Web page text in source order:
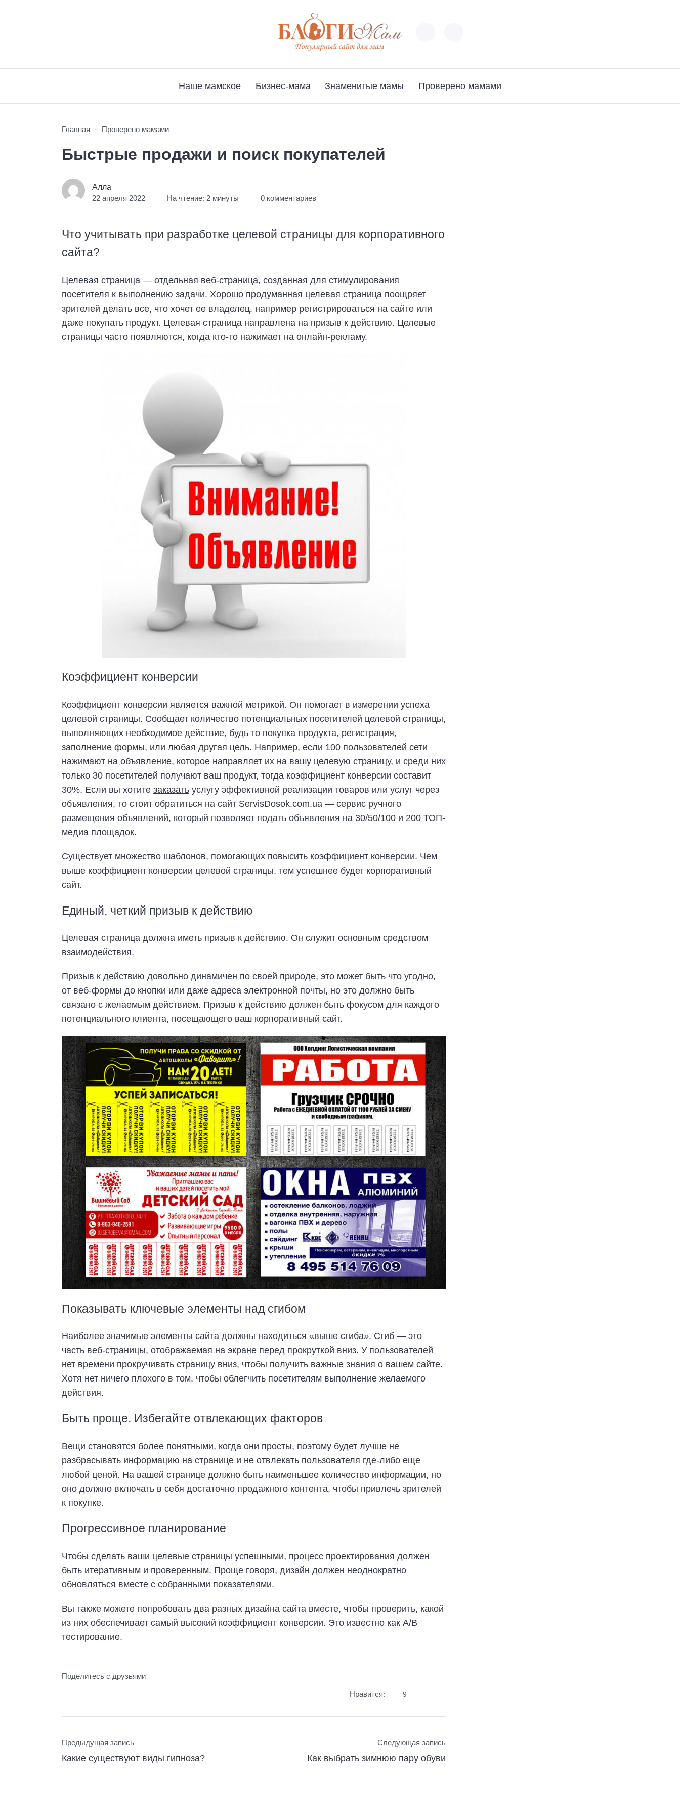
Наше мамское Бизнес-мама Знаменитые мамы Проверено мамами
Главная Проверено мамами
Быстрые продажи и поиск покупателей
Алла
22 апреля 2022 На чтение: 2 минуты 0 комментариев
Что учитывать при разработке целевой страницы для корпоративного
сайта?
Целевая страница — отдельная веб-страница, созданная для стимулирования
посетителя к выполнению задачи. Хорошо продуманная целевая страница поощряет
зрителей делать все, что хочет ее владелец, например регистрироваться на сайте или
даже покупать продукт. Целевая страница направлена на призыв к действию. Целевые
страницы часто появляются, когда кто-то нажимает на онлайн-рекламу.
Коэффициент конверсии
Коэффициент конверсии является важной метрикой. Он помогает в измерении успеха
целевой страницы. Сообщает количество потенциальных посетителей целевой страницы,
выполняющих необходимое действие, будь то покупка продукта, регистрация,
заполнение формы, или любая другая цель. Например, если 100 пользователей сети
нажимают на объявление, которое направляет их на вашу целевую страницу, и среди них
только 30 посетителей получают ваш продукт, тогда коэффициент конверсии составит
30%. Если вы хотите заказать услугу эффективной реализации товаров или услуг через
объявления, то стоит обратиться на сайт ServisDosok.com.ua — сервис ручного
размещения объявлений, который позволяет подать объявления на 30/50/100 и 200 ТОП-
медиа площадок.
Существует множество шаблонов, помогающих повысить коэффициент конверсии. Чем
выше коэффициент конверсии целевой страницы, тем успешнее будет корпоративный
сайт.
Единый, четкий призыв к действию
Целевая страница должна иметь призыв к действию. Он служит основным средством
взаимодействия.
Призыв к действию довольно динамичен по своей природе, это может быть что угодно,
от веб-формы до кнопки или даже адреса электронной почты, но это должно быть
связано с желаемым действием. Призыв к действию должен быть фокусом для каждого
потенциального клиента, посещающего ваш корпоративный сайт.
Показывать ключевые элементы над сгибом
Наиболее значимые элементы сайта должны находиться «выше сгиба». Сгиб — это
часть веб-страницы, отображаемая на экране перед прокруткой вниз. У пользователей
нет времени прокручивать страницу вниз, чтобы получить важные знания о вашем сайте.
Хотя нет ничего плохого в том, чтобы облегчить посетителям выполнение желаемого
действия.
Быть проще. Избегайте отвлекающих факторов
Вещи становятся более понятными, когда они просты, поэтому будет лучше не
разбрасывать информацию на странице и не отвлекать пользователя где-либо еще
любой ценой. На вашей странице должно быть наименьшее количество информации, но
оно должно включать в себя достаточно продажного контента, чтобы привлечь зрителей
к покупке.
Прогрессивное планирование
Чтобы сделать ваши целевые страницы успешными, процесс проектирования должен
быть итеративным и проверенным. Проще говоря, дизайн должен неоднократно
обновляться вместе с собранными показателями.
Вы также можете попробовать два разных дизайна сайта вместе, чтобы проверить, какой
из них обеспечивает самый высокий коэффициент конверсии. Это известно как A/B
тестирование.
Поделитесь с друзьями
Нравится: 9
Предыдущая запись
Какие существуют виды гипноза?
Следующая запись
Как выбрать зимнюю пару обуви